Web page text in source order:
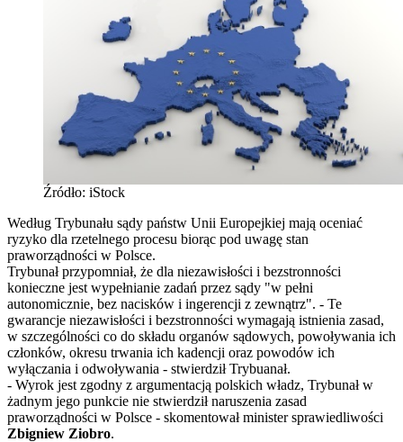
Źródło: iStock
Według Trybunału sądy państw Unii Europejkiej mają oceniać
ryzyko dla rzetelnego procesu biorąc pod uwagę stan
praworządności w Polsce.
Trybunał przypomniał, że dla niezawisłości i bezstronności
konieczne jest wypełnianie zadań przez sądy "w pełni
autonomicznie, bez nacisków i ingerencji z zewnątrz". - Te
gwarancje niezawisłości i bezstronności wymagają istnienia zasad,
w szczególności co do składu organów sądowych, powoływania ich
członków, okresu trwania ich kadencji oraz powodów ich
wyłączania i odwoływania - stwierdził Trybuanał.
- Wyrok jest zgodny z argumentacją polskich władz, Trybunał w
żadnym jego punkcie nie stwierdził naruszenia zasad
praworządności w Polsce - skomentował minister sprawiedliwości
Zbigniew Ziobro.